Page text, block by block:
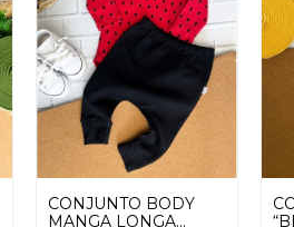
CONJUNTO BODY
MANGA LONGA